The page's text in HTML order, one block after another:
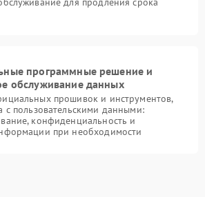
программные решение и
обслуживание данных
прошивок и инструментов,
с пользовательскими данными:
конфиденциальность и
при необходимости